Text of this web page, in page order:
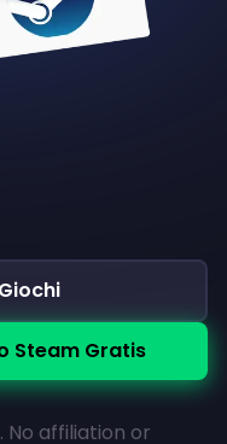
Steam Gratis
No affiliation or